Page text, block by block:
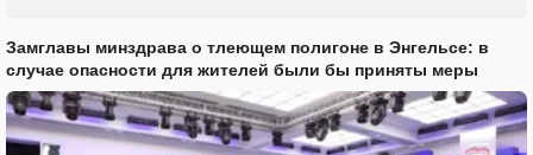
Замглавы минздрава о тлеющем полигоне в Энгельсе: в
случае опасности для жителей были бы приняты меры